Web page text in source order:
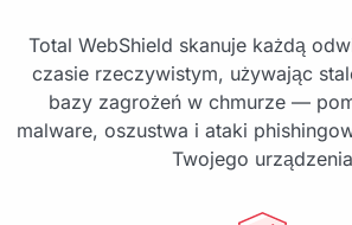
Total WebShield skanuje każdą
czasie rzeczywistym, używając
bazy zagrożeń w chmurze —
malware, oszustwa i ataki
Twojego